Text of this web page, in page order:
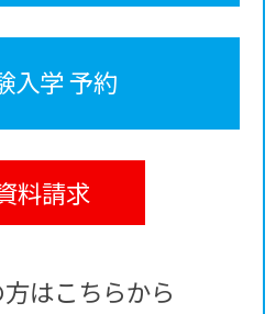
入学 予約
料請求
はこちらから